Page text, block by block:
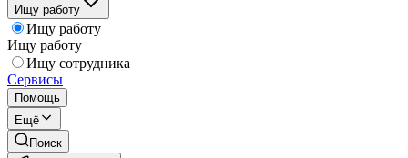
Ищу работу
Ищу работу
Ищу работу
Ищу сотрудника
Сервисы
Помощь
Ещё
Поиск